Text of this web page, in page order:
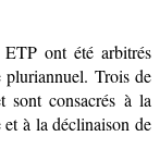
ont été arbitrés
pluriannuel. Troisde
sont consacrés à la
et à la déclinaison de